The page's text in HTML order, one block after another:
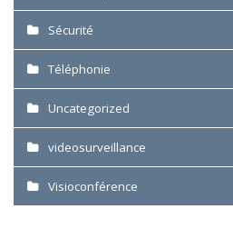
Sécurité
Téléphonie
Uncategorized
videosurveillance
Visioconférence